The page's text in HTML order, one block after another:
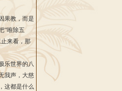
果教，而是
“唯除五
来看，那
乐世界的八
我声，大慈
这都是什么